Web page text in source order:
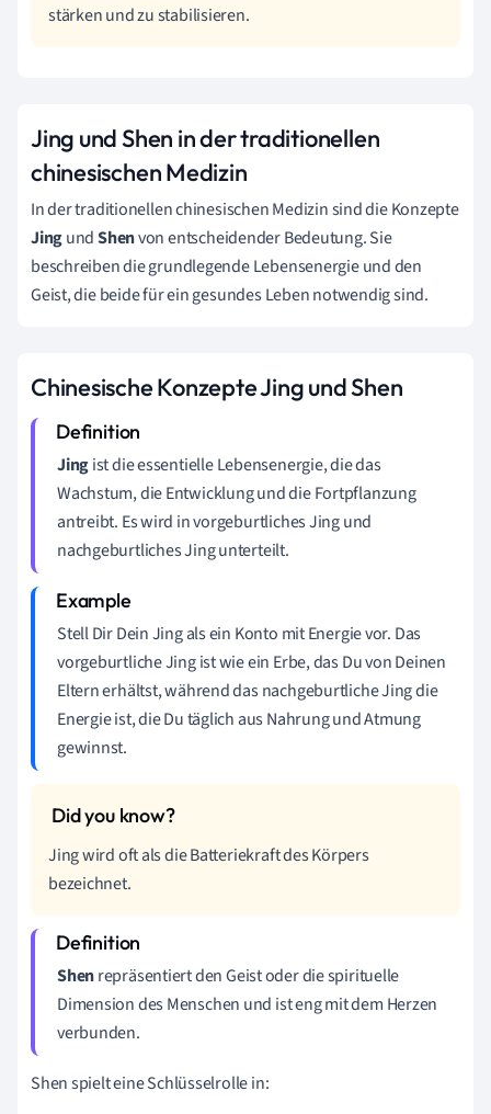
stärken und zu stabilisieren.
Jing und Shen in der traditionellen
chinesischen Medizin
In der traditionellen chinesischen Medizin sind die Konzepte
JingundShenvon entscheidender Bedeutung. Sie
beschreiben die grundlegende Lebensenergie und den
Geist, die beide für ein gesundes Leben notwendig sind.
Chinesische Konzepte Jing und Shen
Jingist die essentielle Lebensenergie, die das
Wachstum, die Entwicklung und die Fortpflanzung
antreibt. Es wird in vorgeburtliches Jing und
nachgeburtliches Jing unterteilt.
Stell Dir Dein Jing als ein Konto mit Energie vor. Das
vorgeburtliche Jing ist wie ein Erbe, das Du von Deinen
Eltern erhältst, während das nachgeburtliche Jing die
Energie ist, die Du täglich aus Nahrung und Atmung
gewinnst.
Jing wird oft als die Batteriekraft des Körpers
bezeichnet.
Shenrepräsentiert den Geist oder die spirituelle
Dimension des Menschen und ist eng mit dem Herzen
verbunden.
Shen spielt eine Schlüsselrolle in: